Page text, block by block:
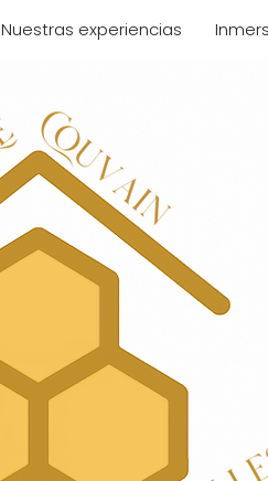
Nuestras experiencias